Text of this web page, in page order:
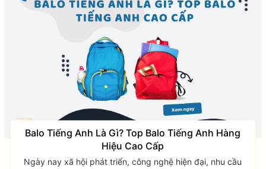
vật liệu khác. Thường được sử dụng để vận chuyển, lưu
trữ và bảo vệ tài liệu, hồ...
Balo Tiếng Anh Là Gì? Top Balo Tiếng Anh Hàng
Hiệu Cao Cấp
Ngày nay xã hội phát triển, công nghệ hiện đại, nhu cầu